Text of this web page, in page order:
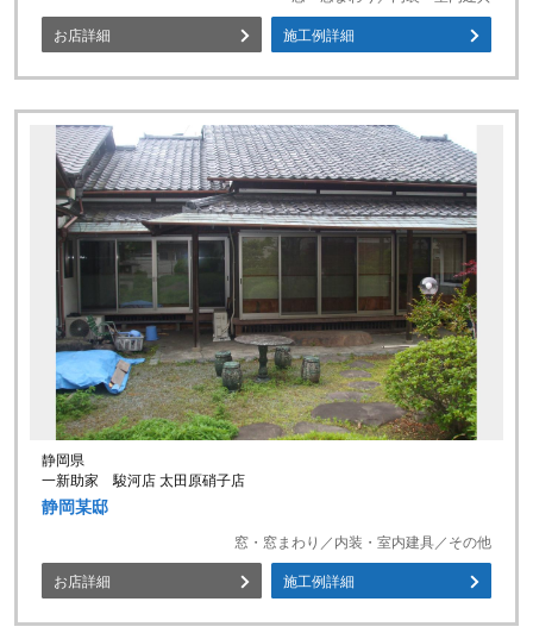
お店詳細 施工例詳細
静岡県
一新助家 駿河店 太田原硝子店
静岡某邸
窓・窓まわり／内装・室内建具／その他
お店詳細 施工例詳細